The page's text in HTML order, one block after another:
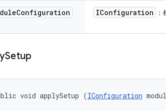
Configuration IConfiguration
Setup
void applySetup (IConfiguration